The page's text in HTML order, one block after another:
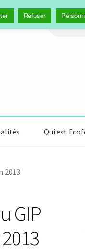
Qui est
2013
GIP
Refuser